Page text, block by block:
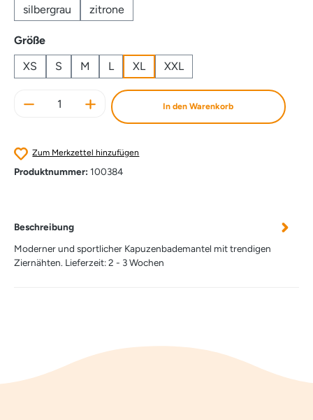
silbergrau
zitrone
Größeauswählen
XS
S M L XL XXL
Produkt Anzahl: Gib den gewünschten
In den Warenkorb
Zum Merkzettel hinzufügen
Produktnummer: 100384
Beschreibung
Moderner und sportlicher Kapuzenbademantel mit trendigen
Ziernähten. Lieferzeit: 2 - 3 Wochen